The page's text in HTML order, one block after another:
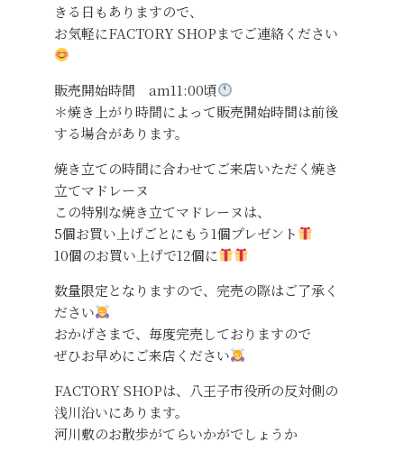
きる日もありますので、
お気軽にFACTORY SHOPまでご連絡ください
販売開始時間 am11:00頃
＊焼き上がり時間によって販売開始時間は前後
する場合があります。
焼き立ての時間に合わせてご来店いただく焼き
立てマドレーヌ
この特別な焼き立てマドレーヌは、
5個お買い上げごとにもう1個プレゼント
10個のお買い上げで12個に
数量限定となりますので、完売の際はご了承く
ださい
おかげさまで、毎度完売しておりますので
ぜひお早めにご来店ください
FACTORY SHOPは、八王子市役所の反対側の
浅川沿いにあります。
河川敷のお散歩がてらいかがでしょうか